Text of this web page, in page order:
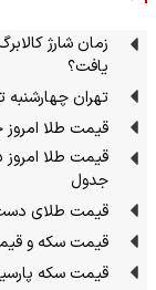
یافت؟
تهران
قیمت طلا امروز چهارشنبه ۱۴ مرداد ۱۴۰۵ /
جدول
قیمت طلای دست دوم
قیمت سکه و قیمت طلا
قیمت سکه پارسیان امروز